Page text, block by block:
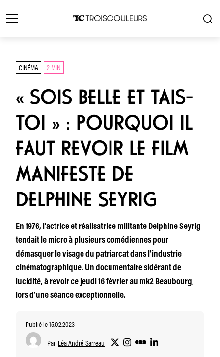
CINÉMA 2 MIN
« SOIS BELLE ET TAIS-
TOI » : POURQUOI IL
FAUT REVOIR LE FILM
MANIFESTE DE
DELPHINE SEYRIG
En 1976, l’actrice et réalisatrice militante Delphine Seyrig
tendait le micro à plusieurs comédiennes pour
démasquer le visage du patriarcat dans l’industrie
cinématographique. Un documentaire sidérant de
lucidité, à revoir ce jeudi 16 février au mk2 Beaubourg,
lors d’une séance exceptionnelle.
Publié le 15.02.2023
Par Léa André-Sarreau